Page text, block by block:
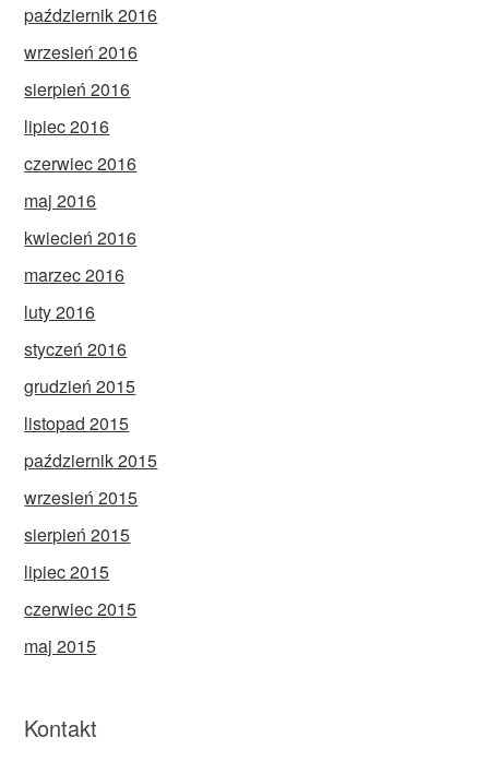
październik 2016
wrzesień 2016
sierpień 2016
lipiec 2016
czerwiec 2016
maj 2016
kwiecień 2016
marzec 2016
luty 2016
styczeń 2016
grudzień 2015
listopad 2015
październik 2015
wrzesień 2015
sierpień 2015
lipiec 2015
czerwiec 2015
maj 2015
Kontakt